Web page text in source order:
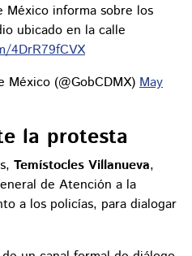
México informa sobre los
ubicado en la calle
4DrR79fCVX
(@GobCDMX) May
la protesta
Temístocles Villanueva,
de Atención a la
a los policías, para dialogar